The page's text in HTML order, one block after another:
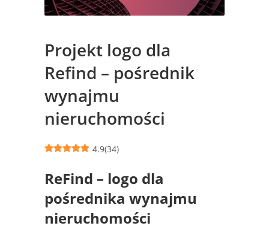
Projekt logo dla
Refind – pośrednik
wynajmu
nieruchomości
4.9(34)
ReFind – logo dla
pośrednika wynajmu
nieruchomości